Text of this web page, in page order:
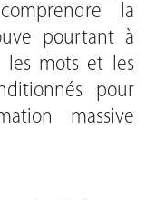
la
pourtant à
les mots et les
pour
massive